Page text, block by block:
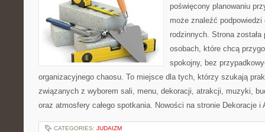
poświęcony planowaniu
może znaleźć
rodzinnych. Strona
osobach, które chcą
spokojny, bez
organizacyjnego chaosu. To miejsce dla tych, którzy szukają
związanych z wyborem sali, menu, dekoracji, atrakcji, muzyki,
oraz atmosfery całego spotkania. Nowości na stronie Dekoracje
CATEGORIES: JUDAIZM